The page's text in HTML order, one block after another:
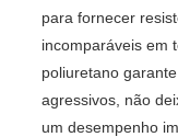
para fornecer
incomparáveis ​​em
poliuretano
agressivos, não
um desempenho